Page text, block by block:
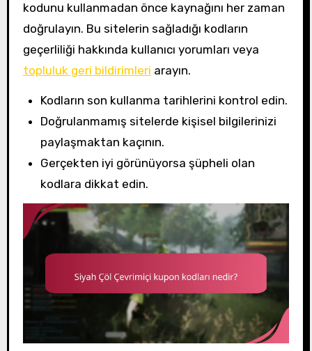
kodunu kullanmadan önce kaynağını her zaman
doğrulayın. Bu sitelerin sağladığı kodların
geçerliliği hakkında kullanıcı yorumları veya
topluluk geri bildirimleri arayın.
Kodların son kullanma tarihlerini kontrol edin.
Doğrulanmamış sitelerde kişisel bilgilerinizi
paylaşmaktan kaçının.
Gerçekten iyi görünüyorsa şüpheli olan
kodlara dikkat edin.